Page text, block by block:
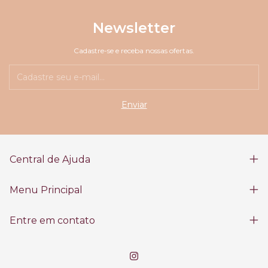
Newsletter
Cadastre-se e receba nossas ofertas.
Central de Ajuda
Menu Principal
Entre em contato